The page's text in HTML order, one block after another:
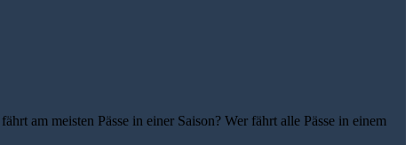
am meisten Pässe in einer Saison? Wer fährt alle Pässe in einem